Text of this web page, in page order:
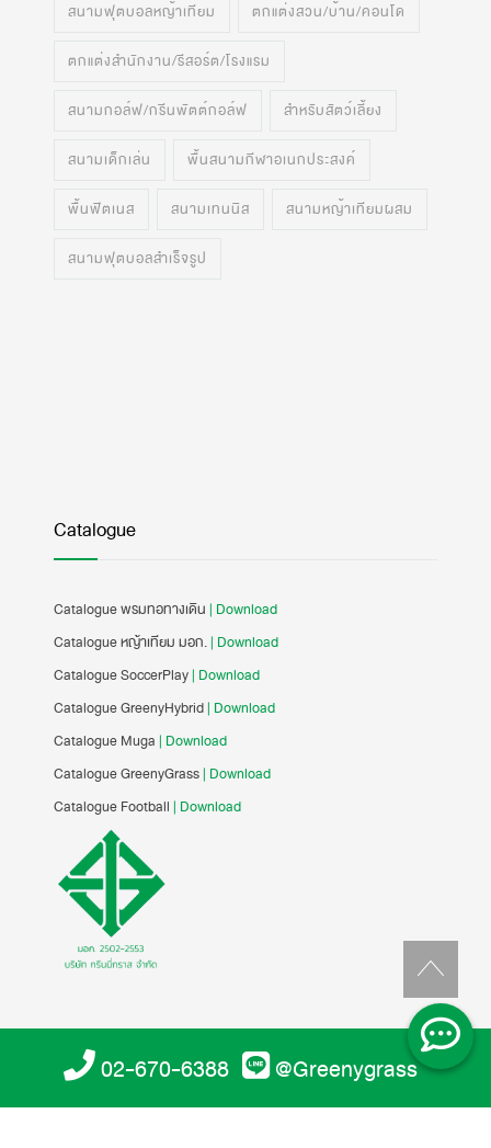
02-670-6388 @Greenygrass
สนามฟุตบอลหญ้าเทียม ตกแต่งสวน/บ้าน/คอนโด
ตกแต่งสำนักงาน/รีสอร์ต/โรงแรม
สนามกอล์ฟ/กรีนพัตต์กอล์ฟ สำหรับสัตว์เลี้ยง
สนามเด็กเล่น พื้นสนามกีฬาอเนกประสงค์
พื้นฟิตเนส สนามเทนนิส สนามหญ้าเทียมผสม
สนามฟุตบอลสำเร็จรูป
Catalogue
Catalogue พรมทอทางเดิน | Download
Catalogue หญ้าเทียม มอก.| Download
Catalogue SoccerPlay| Download
Catalogue GreenyHybrid| Download
Catalogue Muga | Download
Catalogue GreenyGrass| Download
Catalogue Football | Download